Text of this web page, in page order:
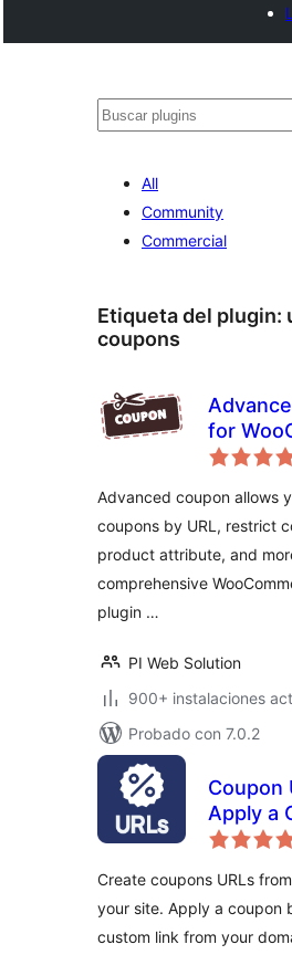
Buscar
All
Community
Commercial
Etiqueta del plugin:
coupons
for
Advanced coupon allows
coupons by URL, restrict
product attribute, and
comprehensive
plugin …
PI Web Solution
900+ instalaciones
Probado con 7.0.2
Coupon
Apply a
from a
Create coupons URLs
your site. Apply a coupon
custom link from your